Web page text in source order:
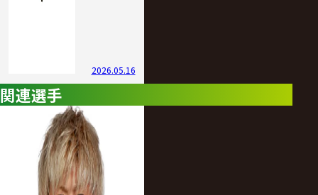
2026.05.16
関連選手